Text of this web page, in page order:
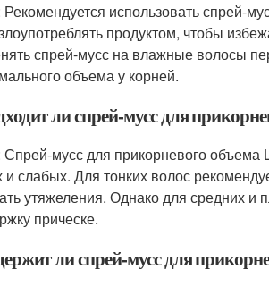
Рекомендуется использовать спрей-
продуктом, чтобы
спрей-мусс на влажные волосы
объема у корней.
ли спрей-мусс для
Спрей-мусс для прикорневого объема
и слабых. Для тонких волос
утяжеления. Однако для средних и
прическе.
ли спрей-мусс для